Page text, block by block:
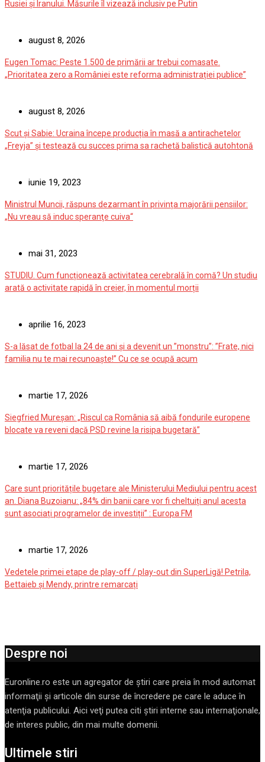
Rusiei și Iranului. Măsurile îl vizează inclusiv pe Putin
august 8, 2026
Eugen Tomac: Peste 1.500 de primării ar trebui comasate.
„Prioritatea zero a României este reforma administrației publice”
august 8, 2026
Scut și Sabie: Ucraina începe producția în masă a antirachetelor
„Freyja” și testează cu succes prima sa rachetă balistică autohtonă
iunie 19, 2023
Ministrul Muncii, răspuns dezarmant în privința majorării pensiilor:
„Nu vreau să induc speranţe cuiva“
mai 31, 2023
STUDIU. Cum funcționează activitatea cerebrală în comă? Un studiu
arată o activitate rapidă în creier, în momentul morții
aprilie 16, 2023
S-a lăsat de fotbal la 24 de ani și a devenit un ”monstru”: ”Frate, nici
familia nu te mai recunoaște!” Cu ce se ocupă acum
martie 17, 2026
Siegfried Mureșan: „Riscul ca România să aibă fondurile europene
blocate va reveni dacă PSD revine la risipa bugetară”
martie 17, 2026
Care sunt prioritățile bugetare ale Ministerului Mediului pentru acest
an. Diana Buzoianu: „84% din banii care vor fi cheltuiți anul acesta
sunt asociați programelor de investiții” : Europa FM
martie 17, 2026
Vedetele primei etape de play-off / play-out din SuperLigă! Petrila,
Bettaieb și Mendy, printre remarcați
Despre noi
Euronline.ro este un agregator de ştiri care preia în mod automat
informaţii şi articole din surse de încredere pe care le aduce în
atenţia publicului. Aici veţi putea citi ştiri interne sau internaţionale,
de interes public, din mai multe domenii.
Ultimele stiri